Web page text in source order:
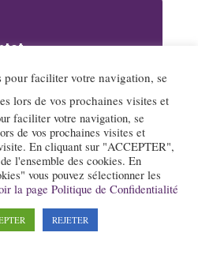
pour faciliter votre navigation, se
lors de vos prochaines visites et
faciliter votre navigation, se
de vos prochaines visites et
En cliquant sur "ACCEPTER",
l'ensemble des cookies. En
vous pouvez sélectionner les
la page Politique de Confidentialité
REJETER